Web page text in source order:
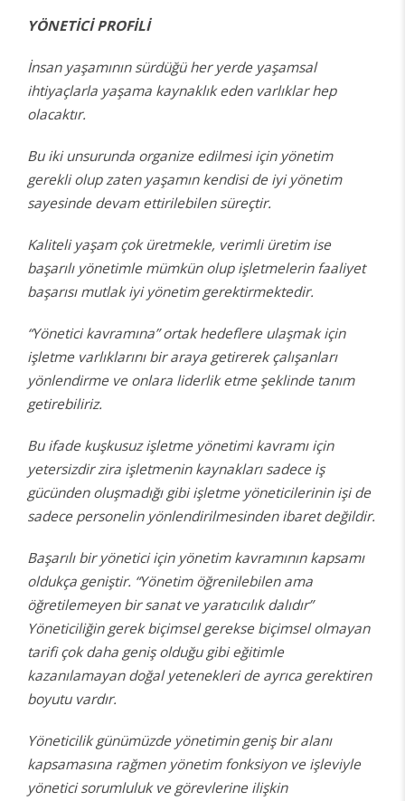
YÖNETİCİ PROFİLİ
İnsan yaşamının sürdüğü her yerde yaşamsal
ihtiyaçlarla yaşama kaynaklık eden varlıklar hep
olacaktır.
Bu iki unsurunda organize edilmesi için yönetim
gerekli olup zaten yaşamın kendisi de iyi yönetim
sayesinde devam ettirilebilen süreçtir.
Kaliteli yaşam çok üretmekle, verimli üretim ise
başarılı yönetimle mümkün olup işletmelerin faaliyet
başarısı mutlak iyi yönetim gerektirmektedir.
“Yönetici kavramına” ortak hedeflere ulaşmak için
işletme varlıklarını bir araya getirerek çalışanları
yönlendirme ve onlara liderlik etme şeklinde tanım
getirebiliriz.
Bu ifade kuşkusuz işletme yönetimi kavramı için
yetersizdir zira işletmenin kaynakları sadece iş
gücünden oluşmadığı gibi işletme yöneticilerinin işi de
sadece personelin yönlendirilmesinden ibaret değildir.
Başarılı bir yönetici için yönetim kavramının kapsamı
oldukça geniştir. “Yönetim öğrenilebilen ama
öğretilemeyen bir sanat ve yaratıcılık dalıdır”
Yöneticiliğin gerek biçimsel gerekse biçimsel olmayan
tarifi çok daha geniş olduğu gibi eğitimle
kazanılamayan doğal yetenekleri de ayrıca gerektiren
boyutu vardır.
Yöneticilik günümüzde yönetimin geniş bir alanı
kapsamasına rağmen yönetim fonksiyon ve işleviyle
yönetici sorumluluk ve görevlerine ilişkin